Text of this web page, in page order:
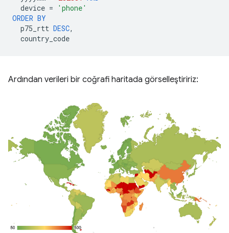
device =
'phone'
ORDER BY
p75_rtt DESC,
country_code
Ardından verileri bir coğrafi haritada görselleştiririz: